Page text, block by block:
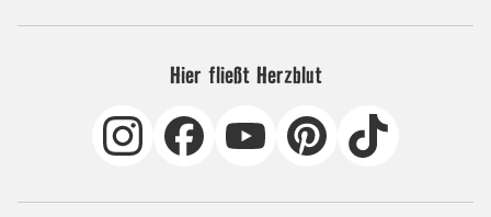
Hier fließt Herzblut